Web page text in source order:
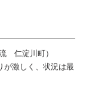
　仁淀川町）
が激しく、状況は最